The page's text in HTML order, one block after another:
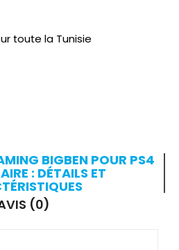
toute la Tunisie
BIGBEN POUR PS4
: DÉTAILS ET
(0)